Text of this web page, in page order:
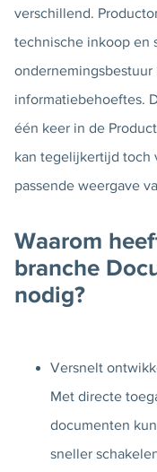
verschillend.
technische inkoop en
informatiebehoeftes.
één keer in de
kan tegelijkertijd toch
passende weergave
Waarom
branche
nodig?
Versnelt
Met directe
documenten
sneller